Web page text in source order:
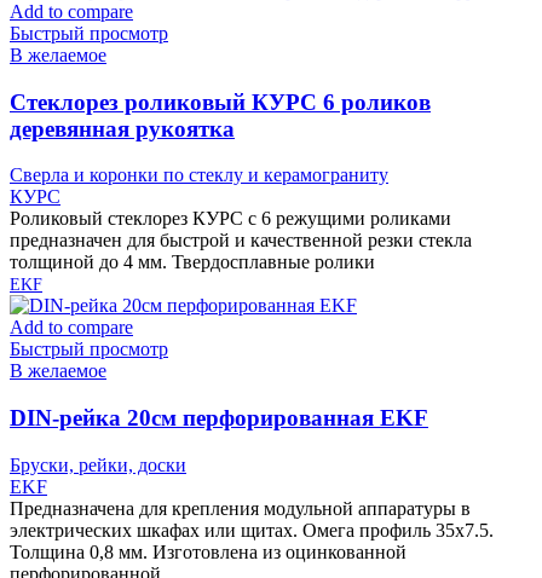
Add to compare
Быстрый просмотр
В желаемое
Cтеклорез роликовый КУРС 6 роликов
деревянная рукоятка
Сверла и коронки по стеклу и керамограниту
КУРС
Роликовый стеклорез КУРС с 6 режущими роликами
предназначен для быстрой и качественной резки стекла
толщиной до 4 мм. Твердосплавные ролики
EKF
Add to compare
Быстрый просмотр
В желаемое
DIN-рейка 20см перфорированная EKF
Бруски, рейки, доски
EKF
Предназначена для крепления модульной аппаратуры в
электрических шкафах или щитах. Омега профиль 35х7.5.
Толщина 0,8 мм. Изготовлена из оцинкованной
перфорированной